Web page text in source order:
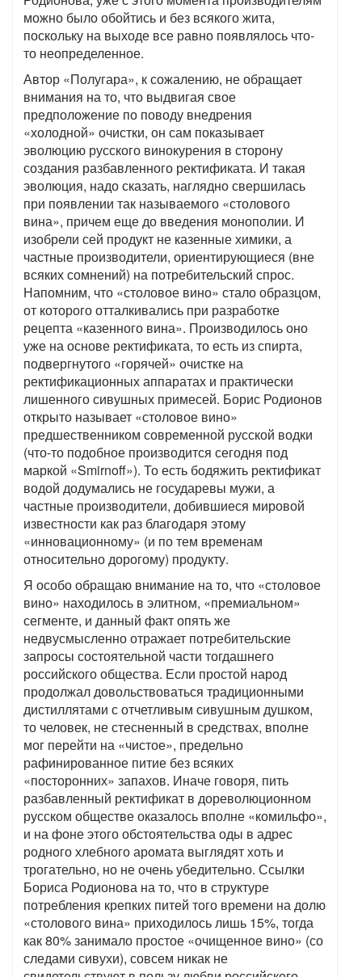
можно было обойтись и без всякого жита,
поскольку на выходе все равно появлялось что-
то неопределенное.
Автор «Полугара», к сожалению, не обращает
внимания на то, что выдвигая свое
предположение по поводу внедрения
«холодной» очистки, он сам показывает
эволюцию русского винокурения в сторону
создания разбавленного ректификата. И такая
эволюция, надо сказать, наглядно свершилась
при появлении так называемого «столового
вина», причем еще до введения монополии. И
изобрели сей продукт не казенные химики, а
частные производители, ориентирующиеся (вне
всяких сомнений) на потребительский спрос.
Напомним, что «столовое вино» стало образцом,
от которого отталкивались при разработке
рецепта «казенного вина». Производилось оно
уже на основе ректификата, то есть из спирта,
подвергнутого «горячей» очистке на
ректификационных аппаратах и практически
лишенного сивушных примесей. Борис Родионов
открыто называет «столовое вино»
предшественником современной русской водки
(что-то подобное производится сегодня под
маркой «Smirnoff»). То есть бодяжить ректификат
водой додумались не государевы мужи, а
частные производители, добившиеся мировой
известности как раз благодаря этому
«инновационному» (и по тем временам
относительно дорогому) продукту.
Я особо обращаю внимание на то, что «столовое
вино» находилось в элитном, «премиальном»
сегменте, и данный факт опять же
недвусмысленно отражает потребительские
запросы состоятельной части тогдашнего
российского общества. Если простой народ
продолжал довольствоваться традиционными
дистиллятами с отчетливым сивушным душком,
то человек, не стесненный в средствах, вполне
мог перейти на «чистое», предельно
рафинированное питие без всяких
«посторонних» запахов. Иначе говоря, пить
разбавленный ректификат в дореволюционном
русском обществе оказалось вполне «комильфо»,
и на фоне этого обстоятельства оды в адрес
родного хлебного аромата выглядят хоть и
трогательно, но не очень убедительно. Ссылки
Бориса Родионова на то, что в структуре
потребления крепких питей того времени на долю
«столового вина» приходилось лишь 15%, тогда
как 80% занимало простое «очищенное вино» (со
следами сивухи), совсем никак не